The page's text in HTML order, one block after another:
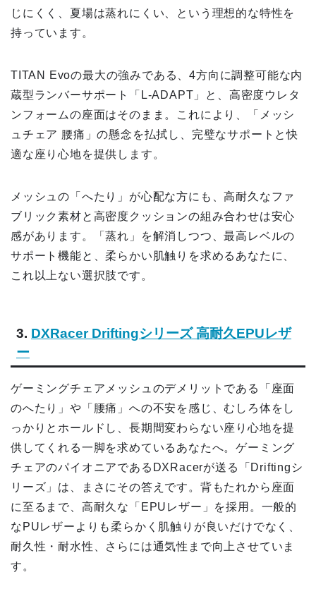
じにくく、夏場は蒸れにくい、という理想的な特性を
持っています。
TITAN Evoの最大の強みである、4方向に調整可能な内
蔵型ランバーサポート「L-ADAPT」と、高密度ウレタ
ンフォームの座面はそのまま。これにより、「メッシ
ュチェア 腰痛」の懸念を払拭し、完璧なサポートと快
適な座り心地を提供します。
メッシュの「へたり」が心配な方にも、高耐久なファ
ブリック素材と高密度クッションの組み合わせは安心
感があります。「蒸れ」を解消しつつ、最高レベルの
サポート機能と、柔らかい肌触りを求めるあなたに、
これ以上ない選択肢です。
3. DXRacer Driftingシリーズ 高耐久EPUレザ
ー
ゲーミングチェアメッシュのデメリットである「座面
のへたり」や「腰痛」への不安を感じ、むしろ体をし
っかりとホールドし、長期間変わらない座り心地を提
供してくれる一脚を求めているあなたへ。ゲーミング
チェアのパイオニアであるDXRacerが送る「Driftingシ
リーズ」は、まさにその答えです。背もたれから座面
に至るまで、高耐久な「EPUレザー」を採用。一般的
なPUレザーよりも柔らかく肌触りが良いだけでなく、
耐久性・耐水性、さらには通気性まで向上させていま
す。